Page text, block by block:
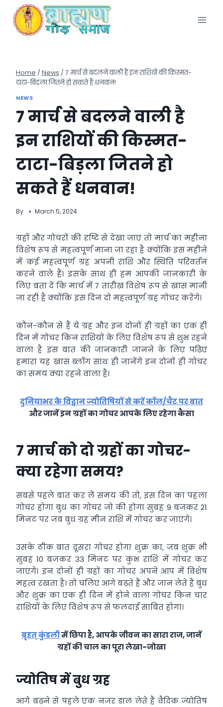
content
Home / News / 7 मार्च से बदलने वाली है इन राशियों की किस्मत-
टाटा-बिड़ला जितने हो सकते हैं धनवान!
NEWS
7 मार्च से बदलने वाली है
इन राशियों की किस्मत-
टाटा-बिड़ला जितने हो
सकते हैं धनवान!
By March 5, 2024
ग्रहों और गोचरों की दृष्टि से देखा जाए तो मार्च का महीना
विशेष रूप से महत्वपूर्ण माना जा रहा है क्योंकि इस महीने
में कई महत्वपूर्ण ग्रह अपनी राशि और स्थिति परिवर्तन
करने वाले हैं। इसके साथ ही हम आपकी जानकारी के
लिए बता दें कि मार्च में 7 तारीख विशेष रूप से खास मानी
जा रही है क्योंकि इस दिन दो महत्वपूर्ण ग्रह गोचर करेंगे।
कौन-कौन से हैं ये ग्रह और इन दोनों ही ग्रहों का एक ही
दिन में गोचर किन राशियों के लिए विशेष रूप से शुभ रहने
वाला है इस बात की जानकारी जानने के लिए पढ़िए
हमारा यह खास ब्लॉग साथ ही जानेंगे इन दोनों ही गोचर
का समय क्या रहने वाला है।
दुनियाभर के विद्वान ज्योतिषियों से करें कॉल/चैट पर बात
और जानें इन ग्रहों का गोचर आपके लिए रहेगा कैसा
7 मार्च को दो ग्रहों का गोचर-
क्या रहेगा समय?
सबसे पहले बात कर लें समय की तो, इस दिन का पहला
गोचर होगा बुध का गोचर जो की होगा सुबह 9 बजकर 21
मिनट पर जब बुध ग्रह मीन राशि में गोचर कर जाएंगे।
उसके ठीक बात दूसरा गोचर होगा शुक्र का, जब शुक्र भी
सुबह 10 बजकर 33 मिनट पर कुंभ राशि में गोचर कर
जाएंगे। इन दोनों ही ग्रहों का गोचर अपने आप में विशेष
महत्व रखता है। तो चलिए आगे बढ़ते हैं और जान लेते हैं बुध
और शुक्र का एक ही दिन में होने वाला गोचर किन चार
राशियों के लिए विशेष रूप से फलदाई साबित होगा।
बृहत् कुंडलीमें छिपा है, आपके जीवन का सारा राज, जानें
ग्रहों की चाल का पूरा लेखा-जोखा
ज्योतिष में बुध ग्रह
आगे बढ़ने से पहले एक नजर डाल लेते हैं वैदिक ज्योतिष